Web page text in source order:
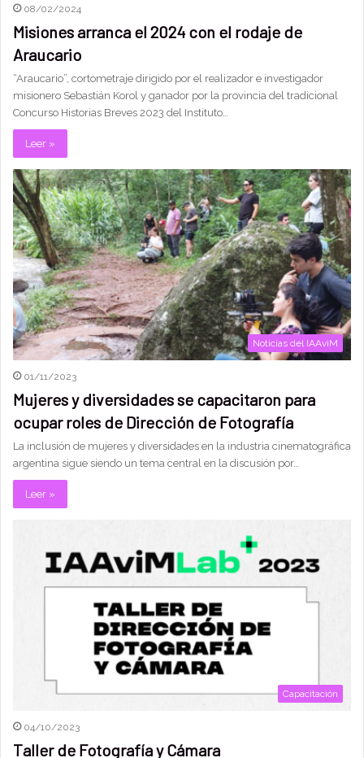
08/02/2024
Misiones arranca el 2024 con el rodaje de
Araucario
“Araucario”, cortometraje dirigido por el realizador e investigador
misionero Sebastián Korol y ganador por la provincia del tradicional
Concurso Historias Breves 2023 del Instituto…
Leer »
Noticias del IAAviM
01/11/2023
Mujeres y diversidades se capacitaron para
ocupar roles de Dirección de Fotografía
La inclusión de mujeres y diversidades en la industria cinematográfica
argentina sigue siendo un tema central en la discusión por…
Leer »
Capacitación
04/10/2023
Taller de Fotografía y Cámara